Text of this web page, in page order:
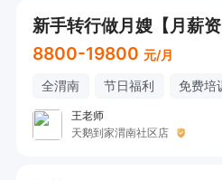
新手转行做月嫂【月薪
8800-19800 元/月
全渭南 节日福利 免费培
王老师
天鹅到家渭南社区店